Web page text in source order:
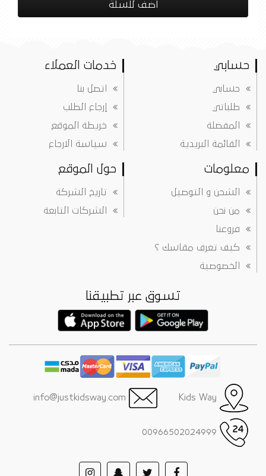
اضف للسلة
حسابي
حسابي
طلباتي
المفضلة
القائمة البريدية
خدمات العملاء
اتصل بنا
إرجاع الطلب
خريطة الموقع
سياسة الارجاع
معلومات
الشحن و التوصيل
من نحن
فروعنا
كيف تعرف مقاسك ؟
الخصوصية
حول الموقع
تاريخ الشركة
الشركات التابعة
تسوق عبر تطبيقنا